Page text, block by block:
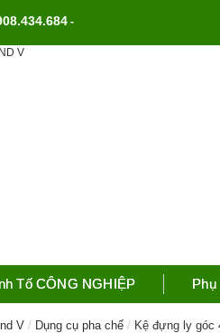
-
Tố CÔNG NGHIỆP
V Dụng cụ pha chế Kệ đựng ly góc